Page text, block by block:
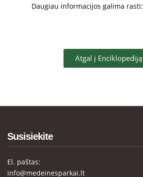
Daugiau informacijos galima rasti:
Atgal į Enciklopediją
Susisiekite
El. paštas:
info@medeinesparkai.lt